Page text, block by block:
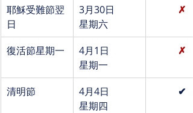
耶穌受難節翌
日
3月30日
星期六
✗
復活節星期一
4月1日
星期一
✗
清明節
4月4日
星期四
✔